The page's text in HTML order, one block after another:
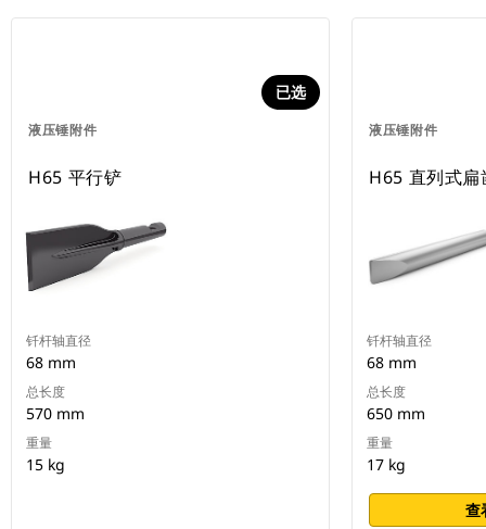
液压锤附件
已选
H65 平行铲
钎杆轴直径
68 mm
总长度
570 mm
重量
15 kg
液压锤附件
H65 直列式扁
钎杆轴直径
68 mm
总长度
650 mm
重量
17 kg
查